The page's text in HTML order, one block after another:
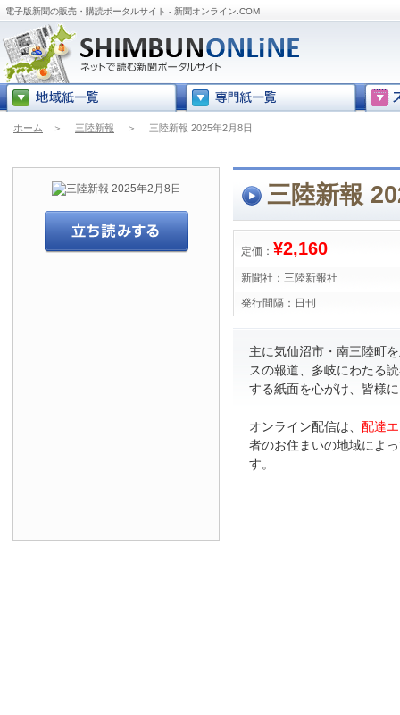
電子版新聞の販売・購読ポータルサイト - 新聞オンライン.COM
ホーム ＞ 三陸新報 ＞ 三陸新報 2025年2月8日
三陸新報
定価： ¥2,160
新聞社： 三陸新報社
発行間隔： 日刊
主に気仙沼市・南三陸町
スの報道、多岐にわたる
する紙面を心がけ、皆様
オンライン配信は、 配達
者のお住まいの地域によ
す。